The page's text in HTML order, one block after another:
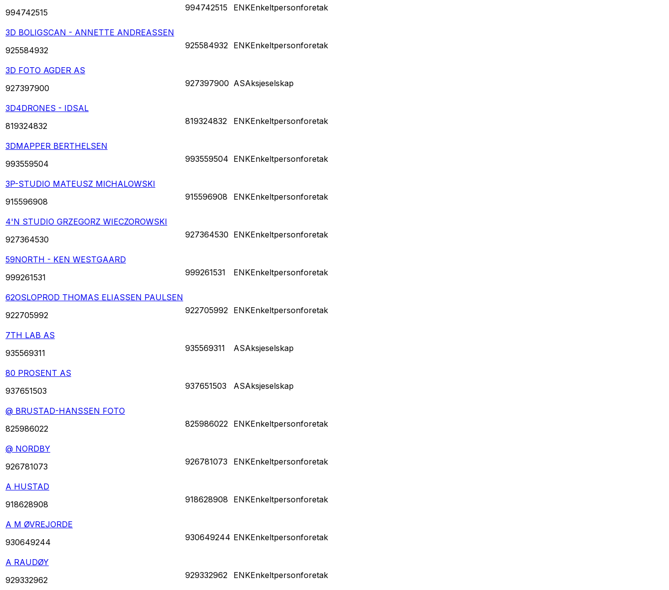
994742515
994742515 ENKEnkeltpersonforetak
3D BOLIGSCAN - ANNETTE ANDREASSEN
925584932
925584932 ENKEnkeltpersonforetak
3D FOTO AGDER AS
927397900
927397900 ASAksjeselskap
3D4DRONES - IDSAL
819324832
819324832 ENKEnkeltpersonforetak
3DMAPPER BERTHELSEN
993559504
993559504 ENKEnkeltpersonforetak
3P-STUDIO MATEUSZ MICHALOWSKI
915596908
915596908 ENKEnkeltpersonforetak
4'N STUDIO GRZEGORZ WIECZOROWSKI
927364530
927364530 ENKEnkeltpersonforetak
59NORTH - KEN WESTGAARD
999261531
999261531 ENKEnkeltpersonforetak
62OSLOPROD THOMAS ELIASSEN PAULSEN
922705992
922705992 ENKEnkeltpersonforetak
7TH LAB AS
935569311
935569311 ASAksjeselskap
80 PROSENT AS
937651503
937651503 ASAksjeselskap
@ BRUSTAD-HANSSEN FOTO
825986022
825986022 ENKEnkeltpersonforetak
@ NORDBY
926781073
926781073 ENKEnkeltpersonforetak
A HUSTAD
918628908
918628908 ENKEnkeltpersonforetak
A M ØVREJORDE
930649244
930649244 ENKEnkeltpersonforetak
A RAUDØY
929332962
929332962 ENKEnkeltpersonforetak